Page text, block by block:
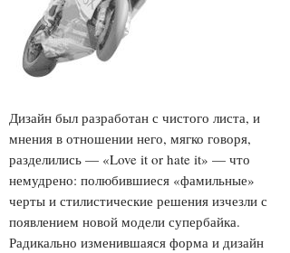
Дизайн был разработан с чистого листа, и
мнения в отношении него, мягко говоря,
разделились — «Love it or hate it» — что
немудрено: полюбившиеся «фамильные»
черты и стилистические решения изчезли с
появлением новой модели супербайка.
Радикально изменившаяся форма и дизайн